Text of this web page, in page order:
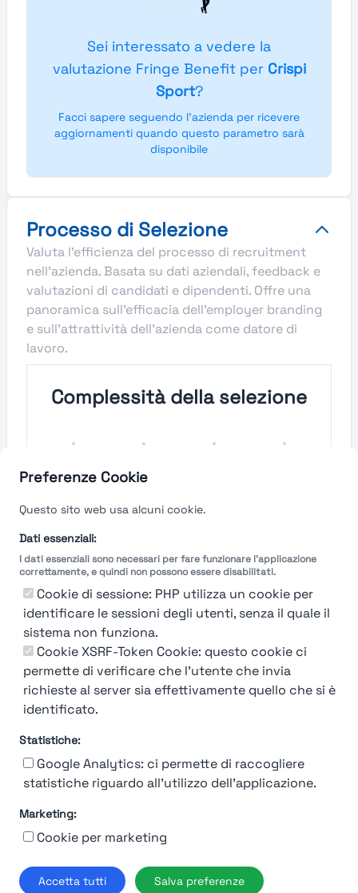
Preferenze Cookie
Questo sito web usa alcuni cookie.
Dati essenziali:
I dati essenziali sono necessari per fare funzionare l'applicazione
correttamente, e quindi non possono essere disabilitati.
Cookie di sessione: PHP utilizza un cookie per
identificare le sessioni degli utenti, senza il quale il
sistema non funziona.
Cookie XSRF-Token Cookie: questo cookie ci
permette di verificare che l'utente che invia
richieste al server sia effettivamente quello che si è
identificato.
Statistiche:
Google Analytics: ci permette di raccogliere
statistiche riguardo all'utilizzo dell'applicazione.
Marketing:
Cookie per marketing
Accetta tutti Salva preferenze
Sei interessato a vedere la
valutazione Fringe Benefit per Crispi
Sport?
Facci sapere seguendo l'azienda per ricevere
aggiornamenti quando questo parametro sarà
disponibile
Processo di Selezione
Valuta l'efficienza del processo di recruitment
nell'azienda. Basata su dati aziendali, feedback e
valutazioni di candidati e dipendenti. Offre una
panoramica sull'efficacia dell'employer branding
e sull'attrattività dell'azienda come datore di
lavoro.
Complessità della selezione
Velocità del processo di
Molto
Breve Lungo
Molto
Misuriamo l'efficienza e la velocità del processo
di selezione del personale attraverso dati
aziendali, feedback dei candidati e valutazioni
Termini e Condizioni
© 2019-2026 Stupendio. Tutti i diritti riservati | Smarteris S.r.l. P.IVA
02659750992 | Capitale Sociale € 2.550 i.v.